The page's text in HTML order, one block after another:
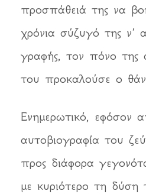
προσπάθειά της να
χρόνια σύζυγό της ν’
γραφής, τον πόνο
του προκαλούσε ο
Ενημερωτικό, εφόσον
αυτοβιογραφία του
προς διάφορα
με κυριότερο τη δύση